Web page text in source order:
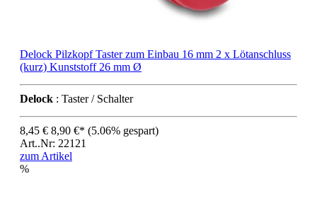
Delock Pilzkopf Taster zum Einbau 16 mm 2 x Lötanschluss
(kurz) Kunststoff 26 mm Ø
Delock : Taster / Schalter
8,45 € 8,90 €* (5.06% gespart)
Art..Nr: 22121
zum Artikel
%